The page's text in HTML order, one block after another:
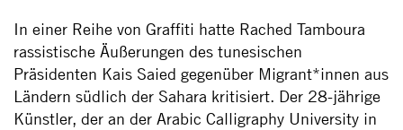
In einer Reihe von Graffiti hatte Rached Tamboura
rassistische Äußerungen des tunesischen
Präsidenten Kais Saied gegenüber Migrant*innen aus
Ländern südlich der Sahara kritisiert. Der 28-jährige
Künstler, der an der Arabic Calligraphy University in